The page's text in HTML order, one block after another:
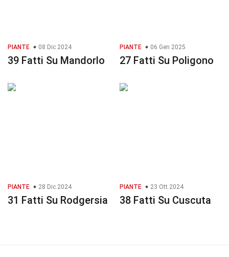
PIANTE 08 Dic 2024
39 Fatti Su Mandorlo
PIANTE 06 Gen 2025
27 Fatti Su Poligono
PIANTE 28 Dic 2024
31 Fatti Su Rodgersia
PIANTE 23 Ott 2024
38 Fatti Su Cuscuta